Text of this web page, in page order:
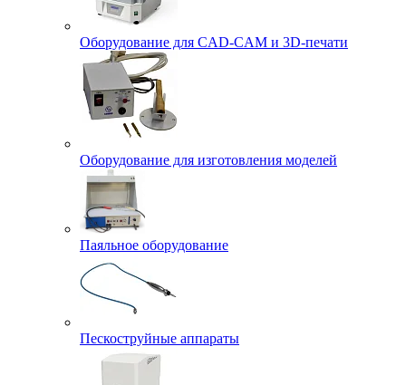
Оборудование для CAD-CAM и 3D-печати
Оборудование для изготовления моделей
Паяльное оборудование
Пескоструйные аппараты